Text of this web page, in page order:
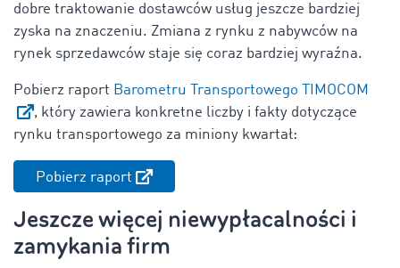
dobre traktowanie dostawców usług jeszcze bardziej
zyska na znaczeniu. Zmiana z rynku z nabywców na
rynek sprzedawców staje się coraz bardziej wyraźna.
Pobierz raport Barometru Transportowego TIMOCOM
, który zawiera konkretne liczby i fakty dotyczące
rynku transportowego za miniony kwartał:
Pobierz raport
Jeszcze więcej niewypłacalności i
zamykania firm